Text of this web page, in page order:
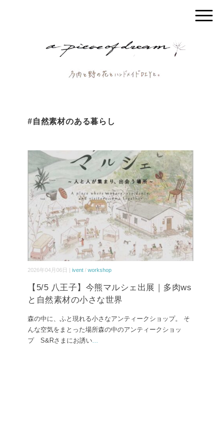
#自然素材のある暮らし
2026年04月06日 | ivent / workshop
【5/5 八王子】今熊マルシェ出展｜多肉ws
と自然素材の小さな世界
森の中に、ふと現れる小さなアンティークショップ。 そ
んな空気をまとった場所森の中のアンティークショッ
プ S&Rさまにお誘い...